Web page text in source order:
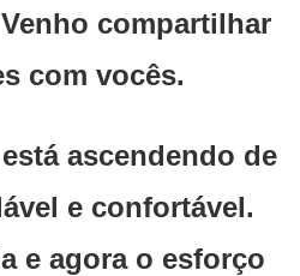
compartilhar
com vocês.
ascendendo de
e confortável.
e agora o esforço